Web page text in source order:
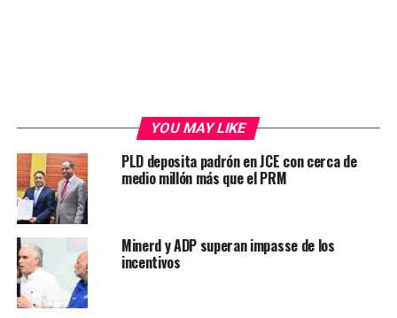
YOU MAY LIKE
PLD deposita padrón en JCE con cerca de
medio millón más que el PRM
Minerd y ADP superan impasse de los
incentivos